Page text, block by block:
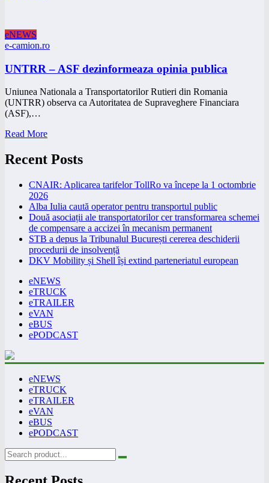
eNEWS
e-camion.ro
UNTRR – ASF dezinformeaza opinia publica
Uniunea Nationala a Transportatorilor Rutieri din Romania
(UNTRR) observa ca Autoritatea de Supraveghere Financiara
(ASF),…
Read More
Recent Posts
CNAIR: Aplicarea tarifelor TollRo va începe la 1 octombrie
2026
Alba Iulia caută operator pentru transportul public
Două asociații ale transportatorilor cer transformarea schemei
de compensare a accizei în mecanism permanent
STB a depus la Tribunalul București cererea deschiderii
procedurii de insolvență
DKV Mobility și Shell își extind parteneriatul european
eNEWS
eTRUCK
eTRAILER
eVAN
eBUS
ePODCAST
eNEWS
eTRUCK
eTRAILER
eVAN
eBUS
ePODCAST